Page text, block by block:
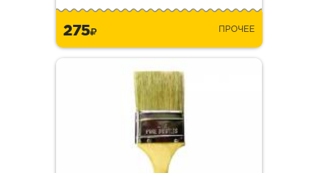
275 ПРОЧЕЕ